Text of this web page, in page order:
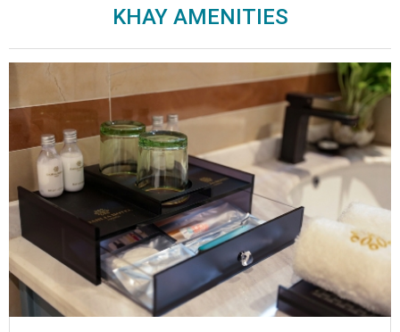
KHAY AMENITIES